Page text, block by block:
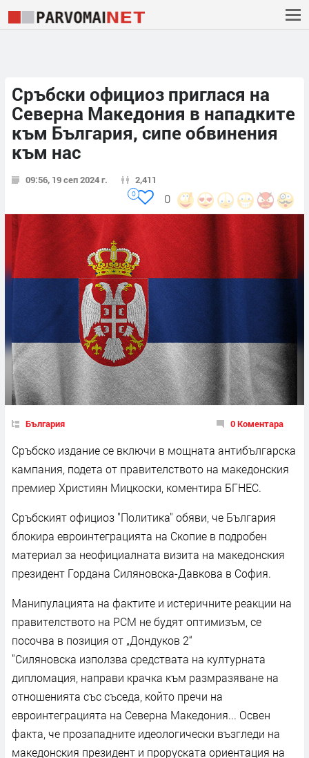
Сръбски официоз приглася на
Северна Македония в нападките
към България, сипе обвинения
към нас
09:56, 19 сеп 2024 г. 2,411
0
0
България 0 Коментара
Сръбско издание се включи в мощната антибългарска
кампания, подета от правителството на македонския
премиер Християн Мицкоски, коментира БГНЕС.
Сръбският официоз "Политика" обяви, че България
блокира евроинтеграцията на Скопие в подробен
материал за неофициалната визита на македонския
президент Гордана Силяновска-Давкова в София.
Манипулацията на фактите и истеричните реакции на
правителството на РСМ не будят оптимизъм, се
посочва в позиция от „Дондуков 2“
"Силяновска използва средствата на културната
дипломация, направи крачка към размразяване на
отношенията със съседа, който пречи на
евроинтеграцията на Северна Македония... Освен
факта, че прозападните идеологически възгледи на
македонския президент и проруската ориентация на